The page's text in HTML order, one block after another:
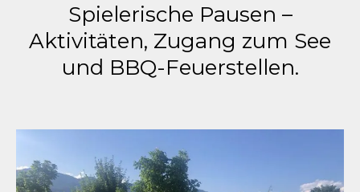
Spielerische Pausen –
Aktivitäten, Zugang zum See
und BBQ-Feuerstellen.